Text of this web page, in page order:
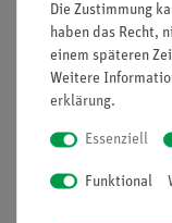
Gelöste
verschiedener
146,10 €
Die Zustimmung
haben das Recht,
einem späteren
Weitere
erklärung.
Essenziell
Funktional